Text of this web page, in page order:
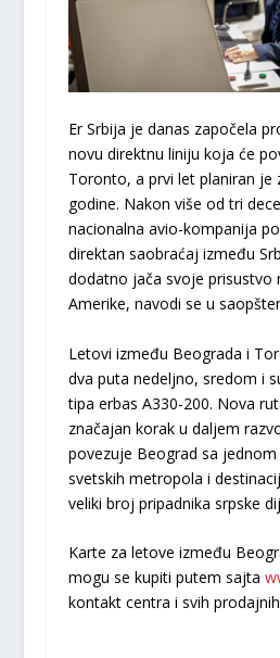
Er Srbija je danas započela
novu direktnu liniju koja će
Toronto, a prvi let planiran je
godine. Nakon više od tri
nacionalna avio-kompanija
direktan saobraćaj između
dodatno jača svoje prisustvo
Amerike, navodi se u
Letovi između Beograda i
dva puta nedeljno, sredom i
tipa erbas A330-200. Nova
značajan korak u daljem
povezuje Beograd sa
svetskih metropola i
veliki broj pripadnika srpske
Karte za letove između
mogu se kupiti putem sajta
kontakt centra i svih